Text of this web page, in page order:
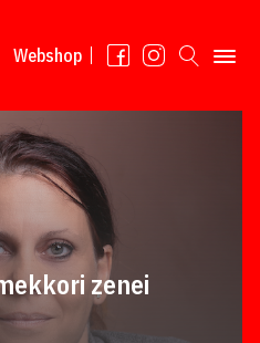
Webshop
zenei